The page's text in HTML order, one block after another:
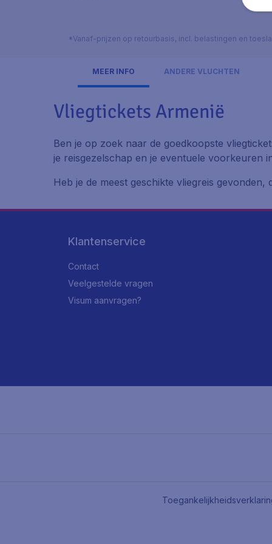
*Vanaf-prijzen op retourbasis, incl. belastingen en
MEER INFO ANDERE VLUCHTEN
Vliegtickets Armenië
Ben je op zoek naar de goedkoopste
je reisgezelschap en je eventuele voorkeuren
Heb je de meest geschikte vliegreis
Klantenservice
Contact
Veelgestelde vragen
Visum aanvragen?